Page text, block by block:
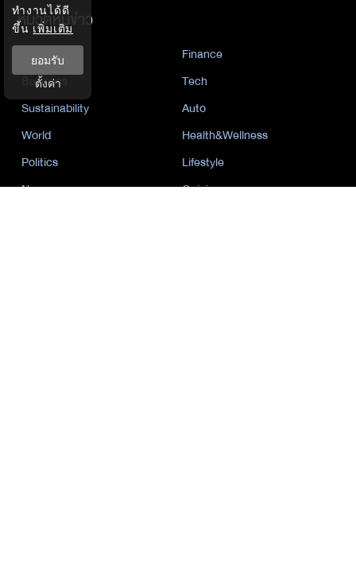
หมวดหมู่ข่าว
Economics
Finance
Business
Tech
Sustainability
Auto
World
Health&Wellness
Politics
Lifestyle
News
Opinion
ทำงานได้ดี
ขึ้นเพิ่มเติม
ยอมรับ
ตั้งค่า